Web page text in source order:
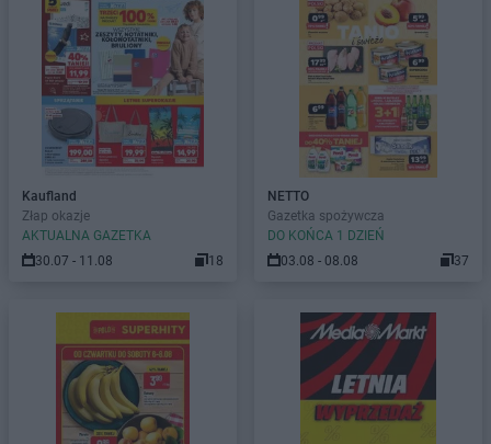
Kaufland
Złap okazje
AKTUALNA GAZETKA
30.07 - 11.08
18
NETTO
Gazetka spożywcza
DO KOŃCA 1 DZIEŃ
03.08 - 08.08
37